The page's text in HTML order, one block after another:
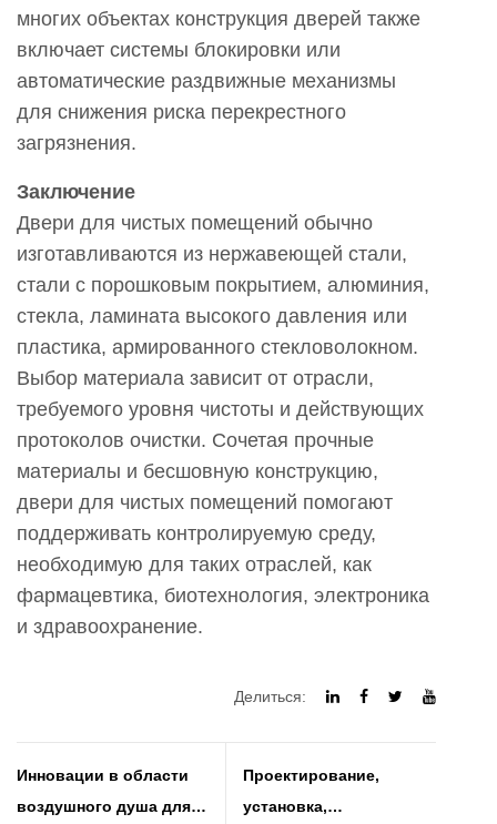
многих объектах конструкция дверей также
включает системы блокировки или
автоматические раздвижные механизмы
для снижения риска перекрестного
загрязнения.
Заключение
Двери для чистых помещений обычно
изготавливаются из нержавеющей стали,
стали с порошковым покрытием, алюминия,
стекла, ламината высокого давления или
пластика, армированного стекловолокном.
Выбор материала зависит от отрасли,
требуемого уровня чистоты и действующих
протоколов очистки. Сочетая прочные
материалы и бесшовную конструкцию,
двери для чистых помещений помогают
поддерживать контролируемую среду,
необходимую для таких отраслей, как
фармацевтика, биотехнология, электроника
и здравоохранение.
Делиться:
Инновации в области
воздушного душа для
Проектирование,
установка,